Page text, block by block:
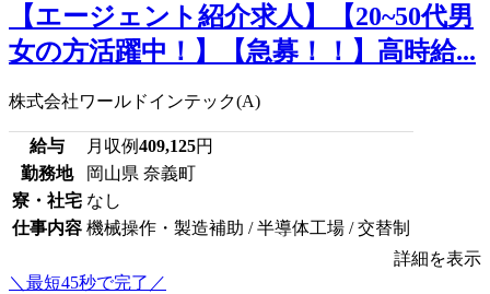
【エージェント紹介求人】【20~50代男
女の方活躍中！】【急募！！】高時給...
株式会社ワールドインテック(A)
給与 月収例409,125円
勤務地
岡山県 奈義町
寮・社宅 なし
仕事内容 機械操作・製造補助 / 半導体工場 / 交替制
詳細を表示
＼最短45秒で完了／